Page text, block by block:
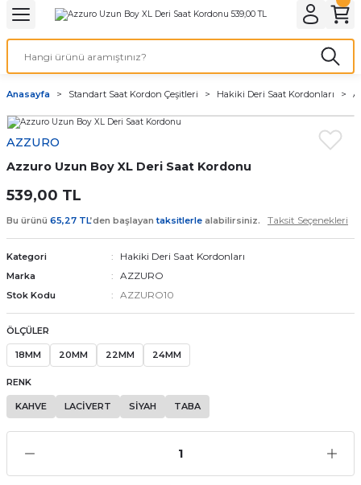
Geri Dön
& ELEKTİRİK AYDINLATMA & ELEKTRİK
Geri Dön
ve Cihaz Pilleri
ÇEŞİTLERİ
Pili
Geri Dön
Geri Dön
Kordon Çeşitleri
Kordonları
saat kordonu
Kordonları
Anasayfa Standart Saat Kordon Çeşitleri Hakiki Deri Saat Kordonları
AZZURO
Azzuro Uzun Boy XL Deri Saat Kordonu
539,00 TL
Bu ürünü 65,27 TL’den başlayantaksitlerle alabilirsiniz. Taksit Seçenekleri
Kategori Hakiki Deri Saat Kordonları
Marka AZZURO
Stok Kodu AZZURO10
ÖLÇÜLER
18MM 20MM 22MM 24MM
RENK
KAHVE LACİVERT SİYAH TABA